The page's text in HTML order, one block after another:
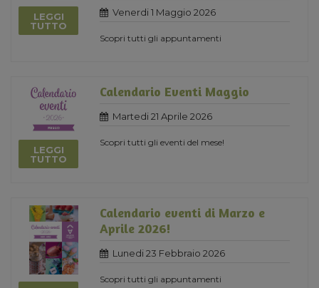
LEGGI
TUTTO
Venerdi 1 Maggio 2026
Scopri tutti gli appuntamenti
LEGGI
TUTTO
Calendario Eventi Maggio
Martedi 21 Aprile 2026
Scopri tutti gli eventi del mese!
Calendario eventi di Marzo e
Aprile 2026!
Lunedi 23 Febbraio 2026
Scopri tutti gli appuntamenti